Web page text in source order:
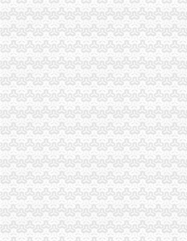
真无限庆服务中心,北京真无限庆服务
松下空调遥控无应维修-服务中心-久久
琅琊区琅琊公共服务中心背街小巷、
上海无距国际快递金牌服务中心生意旺
乐山小松挖掘机无动作维修服务中心
价格,厂家,图片,公司注册、年检、变更
北京无时限装饰服务中心_北京市_海
全自动洗车机博兰克无接触式洗车机
联系方式_成都无忧虑灭鼠蟑服务中心
雨花区直属机关后勤服务中心.无科室
康佳液晶电视有声无图售后服务中心“
加盟成名网网上开店服务中心财路宽
春市水果生产服务中心柑桔无砧木苗
佳源无押信息咨询服务中心-城市吧街